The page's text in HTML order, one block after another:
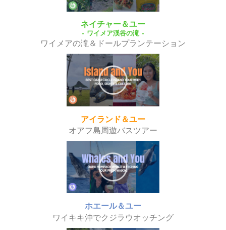
ネイチャー＆ユー
- ワイメア渓谷の滝 -
ワイメアの滝＆ドールプランテーション
アイランド＆ユー
オアフ島周遊バスツアー
ホエール＆ユー
ワイキキ沖でクジラウオッチング